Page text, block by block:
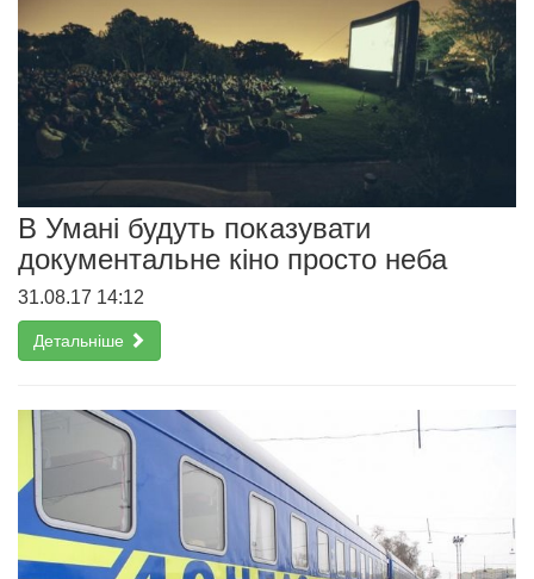
В Умані будуть показувати
документальне кіно просто неба
31.08.17 14:12
Детальніше